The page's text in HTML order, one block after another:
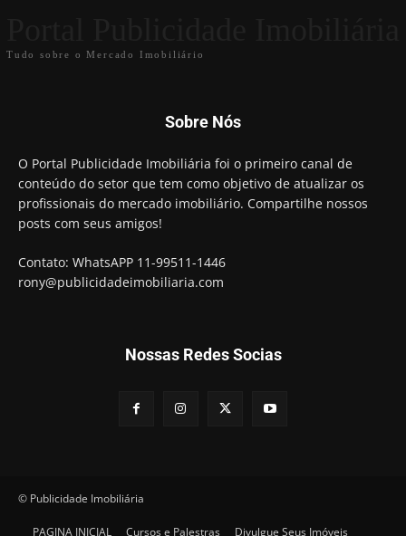
Tudo sobre o Mercado Imobiliário
Sobre Nós
O Portal Publicidade Imobiliária foi o primeiro canal de
conteúdo do setor que tem como objetivo de atualizar os
profissionais do mercado imobiliário. Compartilhe nossos
posts com seus amigos!
Contato: WhatsAPP 11-99511-1446
rony@publicidadeimobiliaria.com
Nossas Redes Socias
© Publicidade Imobiliária
PAGINA INICIAL Cursos e Palestras Divulgue Seus Imóveis